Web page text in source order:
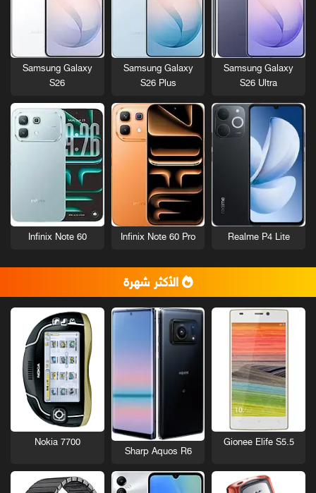
Samsung Galaxy
S26 Ultra
Samsung Galaxy
S26 Plus
Samsung Galaxy
S26
Realme P4 Lite
Infinix Note 60 Pro
Infinix Note 60
الأكثر شهرة
Gionee Elife S5.5
Sharp Aquos R6
Nokia 7700